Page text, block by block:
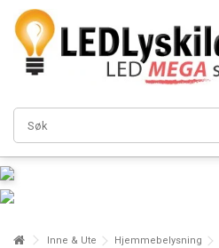
Inne & Ute Hjemmebelysning